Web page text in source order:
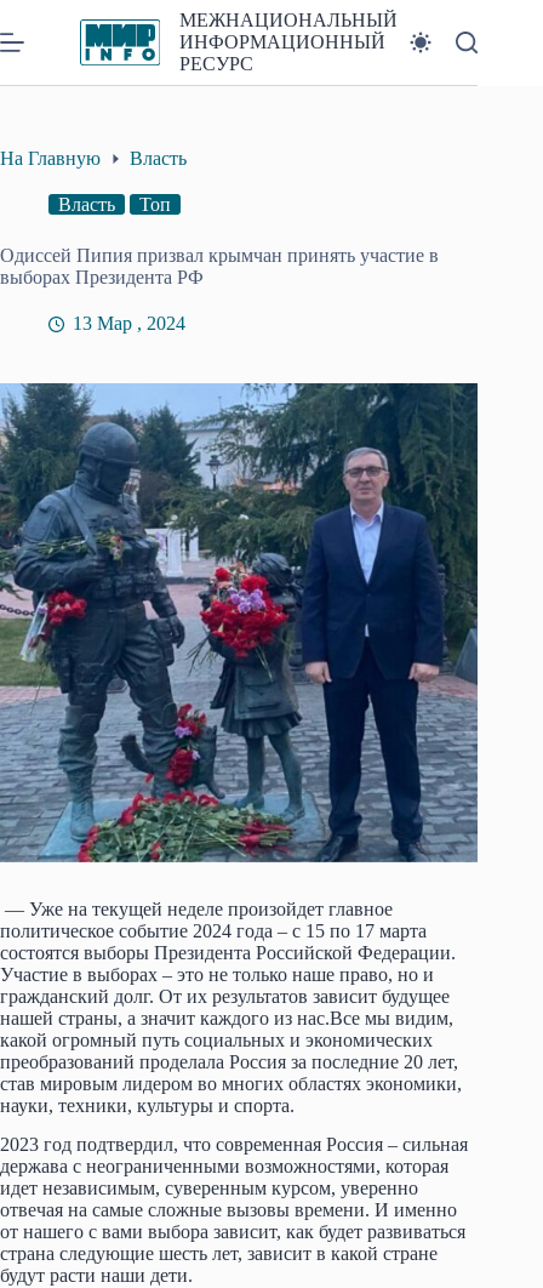
к
сути
МЕЖНАЦИОНАЛЬНЫЙ
ИНФОРМАЦИОННЫЙ
РЕСУРС
На Главную Власть
Власть Топ
Одиссей Пипия призвал крымчан принять участие в
выборах Президента РФ
13 Мар , 2024
— Уже на текущей неделе произойдет главное
политическое событие 2024 года – с 15 по 17 марта
состоятся выборы Президента Российской Федерации.
Участие в выборах – это не только наше право, но и
гражданский долг. От их результатов зависит будущее
нашей страны, а значит каждого из нас.Все мы видим,
какой огромный путь социальных и экономических
преобразований проделала Россия за последние 20 лет,
став мировым лидером во многих областях экономики,
науки, техники, культуры и спорта.
2023 год подтвердил, что современная Россия – сильная
держава с неограниченными возможностями, которая
идет независимым, суверенным курсом, уверенно
отвечая на самые сложные вызовы времени. И именно
от нашего с вами выбора зависит, как будет развиваться
страна следующие шесть лет, зависит в какой стране
будут расти наши дети.